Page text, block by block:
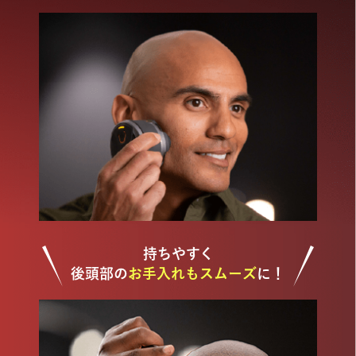
持ちやすく
後頭部のお手入れもスムーズに！